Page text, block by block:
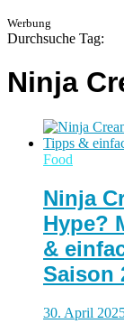
Werbung
Durchsuche Tag:
Ninja
Food
Ninja
Hype?
&
Saison
30. April